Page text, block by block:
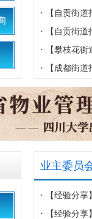
业委会、物
收集会
·
【自贡街
区业委会设
·
【自贡街
区业委会等
改工作现场会
·
【攀枝花
举圆满完成
·
【成都街
家园物业开
练
业主委员
·
【经验分
物业共筑安
·
【经验分